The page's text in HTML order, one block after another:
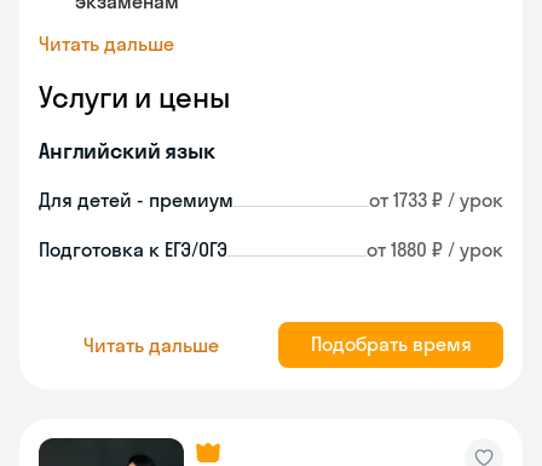
Читать дальше
Услуги и цены
Английский язык
Для детей - премиум от 1733 ₽ / урок
Подготовка к ЕГЭ/ОГЭ от 1880 ₽ / урок
Читать дальше Подобрать время